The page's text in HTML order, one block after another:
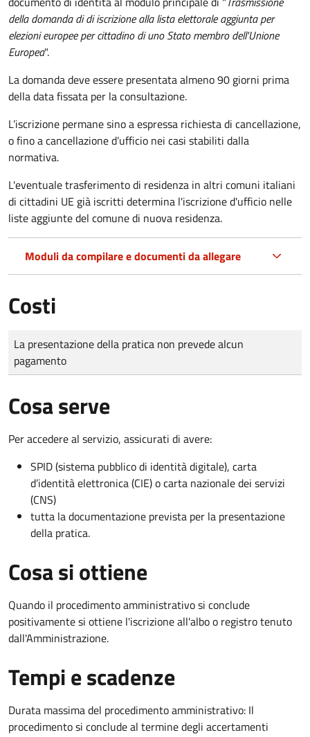
della domanda di di iscrizione alla lista elettorale aggiunta per
elezioni europee per cittadino di uno Stato membro dell'Unione
Europea".
La domanda deve essere presentata almeno 90 giorni prima
della data fissata per la consultazione.
L’iscrizione permane sino a espressa richiesta di cancellazione,
o fino a cancellazione d’ufficio nei casi stabiliti dalla
normativa.
L'eventuale trasferimento di residenza in altri comuni italiani
di cittadini UE già iscritti determina l'iscrizione d'ufficio nelle
liste aggiunte del comune di nuova residenza.
Moduli da compilare e documenti da allegare
Costi
Tipo di pagamento
Importo
La presentazione della pratica non prevede alcun
pagamento
Cosa serve
Per accedere al servizio, assicurati di avere:
SPID (sistema pubblico di identità digitale), carta
d’identità elettronica (CIE) o carta nazionale dei servizi
(CNS)
tutta la documentazione prevista per la presentazione
della pratica.
Cosa si ottiene
Quando il procedimento amministrativo si conclude
positivamente si ottiene l'iscrizione all'albo o registro tenuto
dall'Amministrazione.
Tempi e scadenze
Durata massima del procedimento amministrativo: Il
procedimento si conclude al termine degli accertamenti